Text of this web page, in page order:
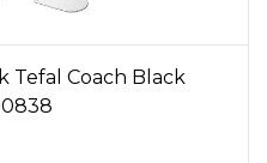
Tefal Coach Black